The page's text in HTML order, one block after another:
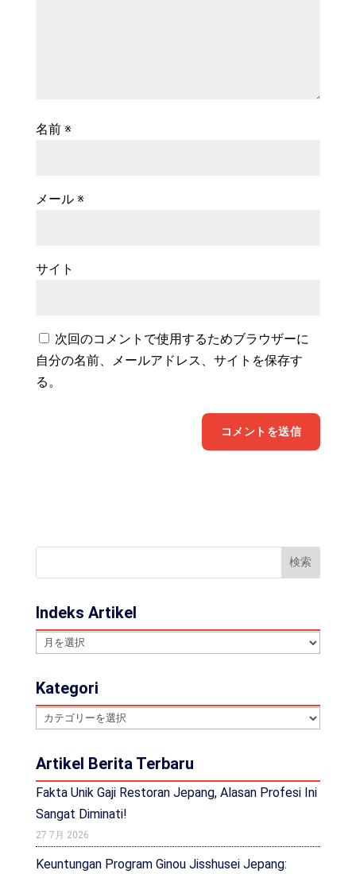
名前 ※
メール ※
サイト
次回のコメントで使用するためブラウザーに
自分の名前、メールアドレス、サイトを保存す
る。
Indeks Artikel
Indeks
Kategori
Kategori
Artikel Berita Terbaru
Fakta Unik Gaji Restoran Jepang, Alasan Profesi Ini
Sangat Diminati!
27 7月 2026
Keuntungan Program Ginou Jisshusei Jepang: